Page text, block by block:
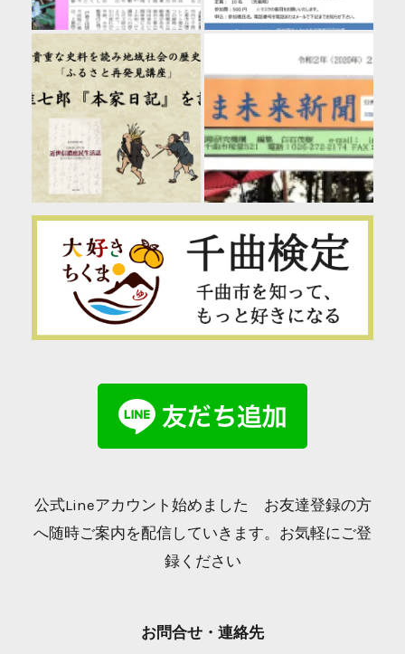
公式Lineアカウント始めました お友達登録の方
へ随時ご案内を配信していきます。お気軽にご登
録ください
お問合せ・連絡先